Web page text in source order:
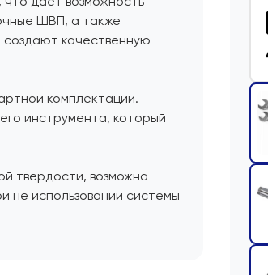
ШВП, а также
качественную
комплектации.
инструмента, который
твердости, возможна
не использовании системы